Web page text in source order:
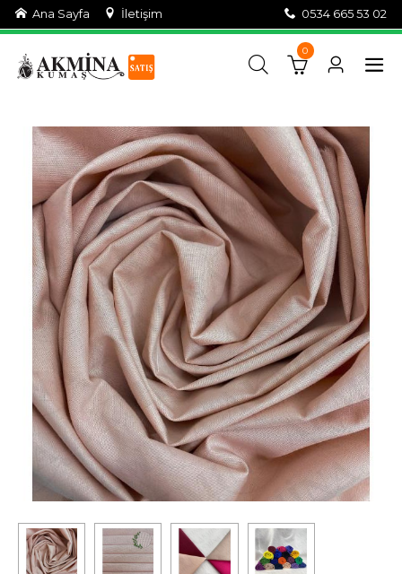
Ana Sayfa İletişim 0534 665 53 02
0